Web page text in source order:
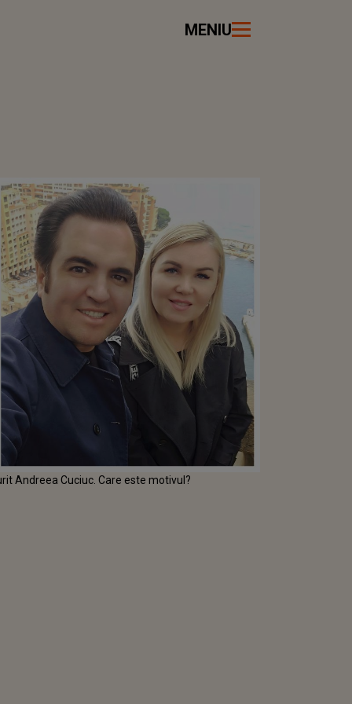
MENIU
Andreea Cuciuc. Care este motivul?